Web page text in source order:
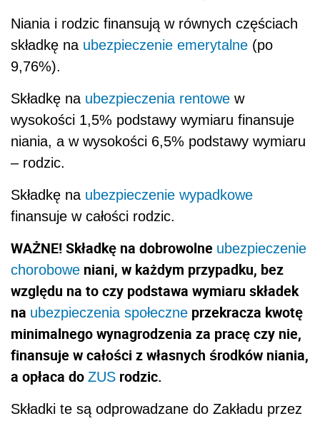
Niania i rodzic finansują w równych częściach
składkę na ubezpieczenie emerytalne (po
9,76%).
Składkę na ubezpieczenia rentowe w
wysokości 1,5% podstawy wymiaru finansuje
niania, a w wysokości 6,5% podstawy wymiaru
– rodzic.
Składkę na ubezpieczenie wypadkowe
finansuje w całości rodzic.
WAŻNE! Składkę na dobrowolne ubezpieczenie
chorobowe niani, w każdym przypadku, bez
względu na to czy podstawa wymiaru składek
na ubezpieczenia społeczne przekracza kwotę
minimalnego wynagrodzenia za pracę czy nie,
finansuje w całości z własnych środków niania,
a opłaca do ZUS rodzic.
Składki te są odprowadzane do Zakładu przez